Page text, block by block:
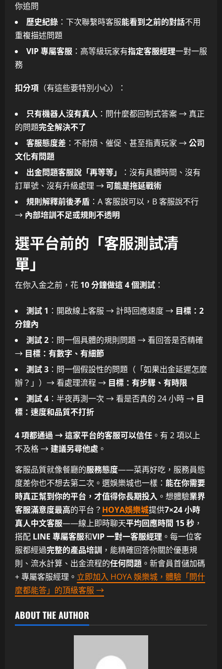
你追問
歷史紀錄 ：下次聯繫時客服能看到之前的對話不用
重複描述問題
VIP 專屬客服 ：高等級玩家有指定客服經理一對一服
務
扣分項 （有這些要特別小心）：
只有機器人沒有真人 ：問什麼都回制式答案 → 真正
的問題完全解決不了
客服態度差 ：不耐煩、催促、甚至指責玩家 →公司
文化有問題
出金問題客服說「再等等」
：沒有具體時間、沒有
訂單號、沒有升級處理 →可能是拖延戰術
規則解釋前後矛盾 ：A 客服說可以，B 客服說不行
→ 內部培訓不足或規則不透明
選平台前的「客服測試清
單」
在你入金之前，花 10 分鐘做這 4 個測試 ：
測試 1 ：開啟線上客服 → 計時回應速度 → 目標：2
分鐘內
測試 2 ：問一個具體的規則問題 → 看回答是否精確
→ 目標：有數字、有細節
測試 3 ：問一個假設性的問題（「如果出金延遲怎麼
辦？」）→ 看處理流程 → 目標：有步驟、有時限
測試 4 ：半夜再測一次 → 看是否真的 24 小時 → 目
標：速度和品質不打折
4 項都通過 → 這家平台的客服可以信任 。有 2 項以上
不及格 → 建議另尋他處 。
客服品質就像餐廳的服務態度——菜再好吃，服務員態
度差你也不想去第二次。選娛樂城也一樣： 能在你需要
時真正幫到你的平台，才值得你長期投入 。想體驗業界
客服滿意度最高的平台？ HOYA娛樂城提供7×24 小時
真人中文客服——線上即時聊天平均回應時間 15 秒 ，
搭配 LINE 專屬客服和VIP 一對一客服經理 。每一位客
服都經過完整的產品培訓 ，能精確回答你關於優惠規
則、流水計算、出金流程的任何問題 。新會員首儲加碼
+ 專屬客服經理。 立即加入 HOYA 娛樂城，體驗「問什
麼都能答」的頂級客服 →
ABOUT THE AUTHOR